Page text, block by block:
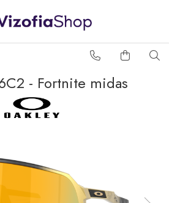
DE
- Fortnite midas